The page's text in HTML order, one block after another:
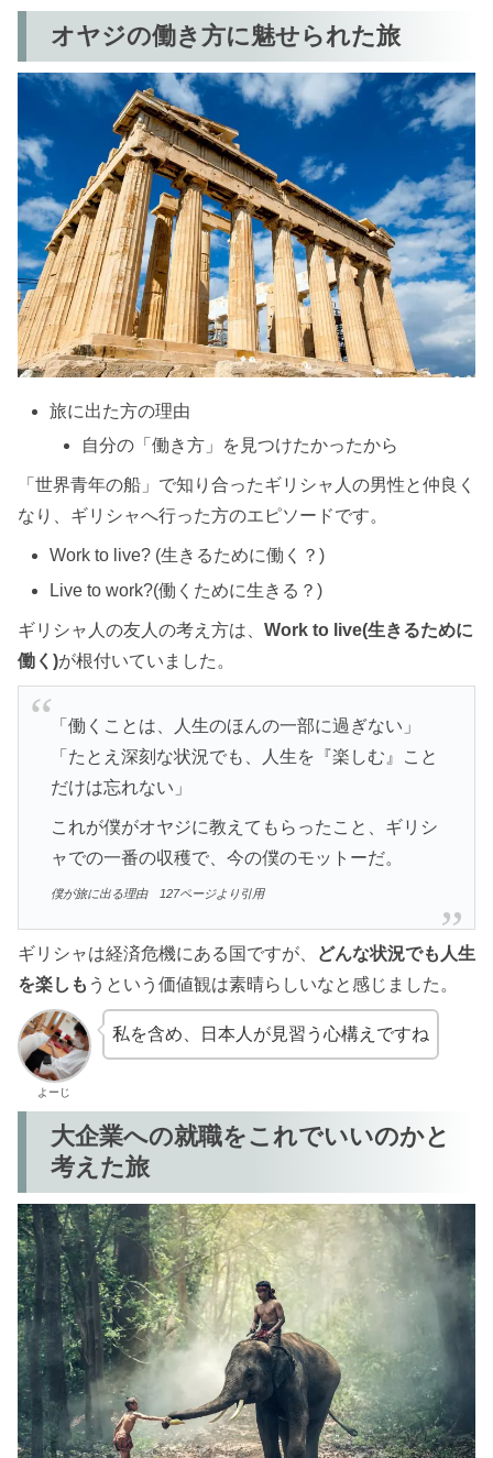
【まとめ】私も旅してきます
今回の記事で紹介した商品
オヤジの働き方に魅せられた旅
旅に出た方の理由
自分の「働き方」を見つけたかったから
「世界青年の船」で知り合ったギリシャ人の男性と仲良く
なり、ギリシャへ行った方のエピソードです。
Work to live? (生きるために働く？)
Live to work?(働くために生きる？)
ギリシャ人の友人の考え方は、 Work to live(生きるために
働く)が根付いていました。
「働くことは、人生のほんの一部に過ぎない」
「たとえ深刻な状況でも、人生を『楽しむ』こと
だけは忘れない」
これが僕がオヤジに教えてもらったこと、ギリシ
ャでの一番の収穫で、今の僕のモットーだ。
僕が旅に出る理由 127ページより引用
ギリシャは経済危機にある国ですが、
どんな状況でも人生
を楽しも うという価値観は素晴らしいなと感じました。
よーじ
私を含め、日本人が見習う心構えですね
大企業への就職をこれでいいのかと
考えた旅